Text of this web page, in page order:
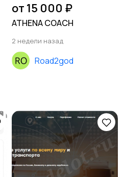
от 15 000 ₽
ATHENA COACH
2 недели назад
Road2god